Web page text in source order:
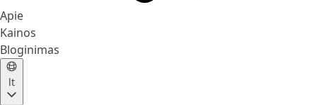
Apie
Kainos
Bloginimas
lt